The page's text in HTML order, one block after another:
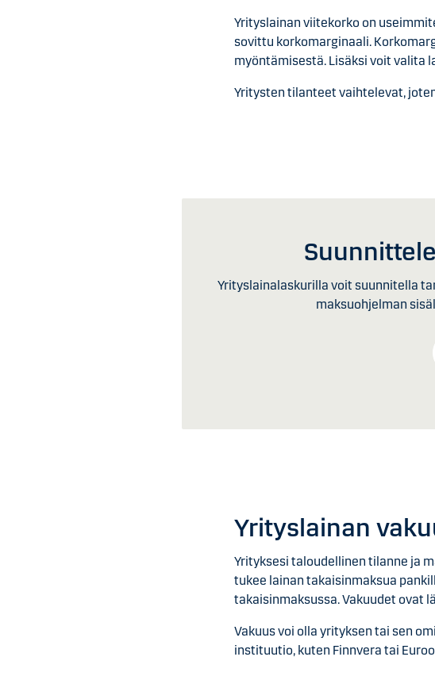
Yrityslainan viitekorko on
sovittu korkomarginaali.
myöntämisestä. Lisäksi voit valita
Yritysten tilanteet vaihtelevat,
Yrityslainalaskurilla voit suunnitella
maksuohjelman
Yrityslainan
Yrityksesi taloudellinen tilanne ja
tukee lainan takaisinmaksua
takaisinmaksussa. Vakuudet ovat
Vakuus voi olla yrityksen tai sen
instituutio, kuten Finnvera tai